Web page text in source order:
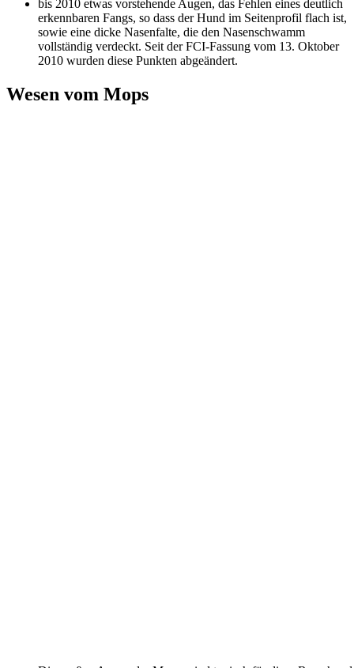
bis 2010 etwas vorstehende Augen, das Fehlen eines deutlich
erkennbaren Fangs, so dass der Hund im Seitenprofil flach ist,
sowie eine dicke Nasenfalte, die den Nasenschwamm
vollständig verdeckt. Seit der FCI-Fassung vom 13. Oktober
2010 wurden diese Punkten abgeändert.
Wesen vom Mops